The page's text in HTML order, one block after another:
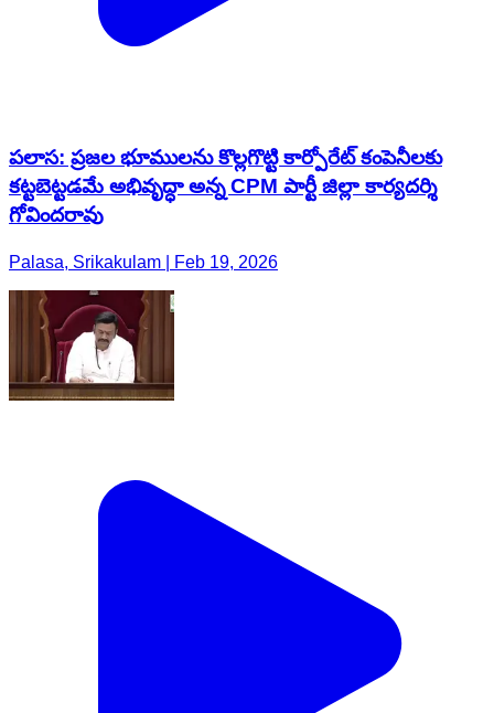
పలాస: ప్రజల భూములను కొల్లగొట్టి కార్పోరేట్ కంపెనీలకు
కట్టబెట్టడమే అభివృద్ధా అన్న CPM పార్టీ జిల్లా కార్యదర్శి
గోవిందరావు
Palasa, Srikakulam | Feb 19, 2026